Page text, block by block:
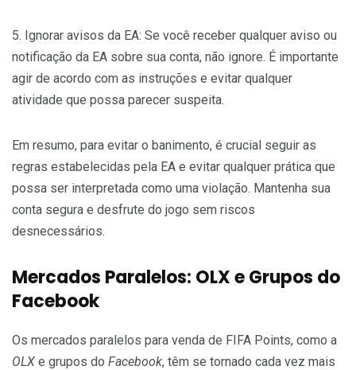
5. Ignorar avisos da EA: Se você receber qualquer aviso ou
notificação da EA sobre sua conta, não ignore. É importante
agir de acordo com as instruções e evitar qualquer
atividade que possa parecer suspeita.
Em resumo, para evitar o banimento, é crucial seguir as
regras estabelecidas pela EA e evitar qualquer prática que
possa ser interpretada como uma violação. Mantenha sua
conta segura e desfrute do jogo sem riscos
desnecessários.
Mercados Paralelos: OLX e Grupos do
Facebook
Os mercados paralelos para venda de FIFA Points, como a
OLX e grupos do Facebook, têm se tornado cada vez mais